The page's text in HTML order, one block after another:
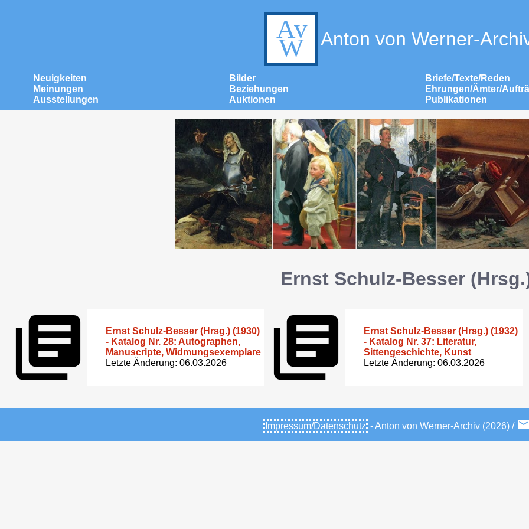
Anton von Werner-
Neuigkeiten Bilder
Briefe/Texte/Reden
Meinungen
Beziehungen
Ehrungen/Ämter/
Ausstellungen
Auktionen Publikationen
Ernst Schulz-Besser
Ernst Schulz-Besser (Hrsg.) (1930)
- Katalog Nr. 28: Autographen,
Manuscripte, Widmungsexemplare
Letzte Änderung: 06.03.2026
Ernst Schulz-Besser (Hrsg.) (1932)
- Katalog Nr. 37: Literatur,
Sittengeschichte, Kunst
Letzte Änderung: 06.03.2026
Impressum/Datenschutz - Anton von Werner-Archiv (2026) /